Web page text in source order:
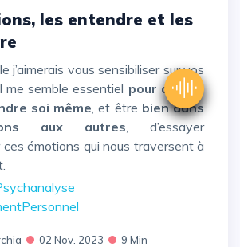
me semble essentiel pour arriver
soi même , et être bien dans
aux autres , d’essayer
ces émotions qui nous traversent à
02 Nov. 2023 9 Min